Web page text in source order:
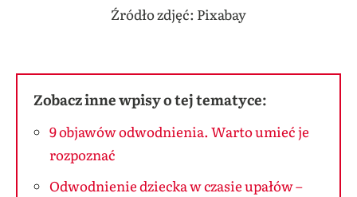
Źródło zdjęć: Pixabay
Zobacz inne wpisy o tej tematyce:
9 objawów odwodnienia. Warto umieć je
rozpoznać
Odwodnienie dziecka w czasie upałów –